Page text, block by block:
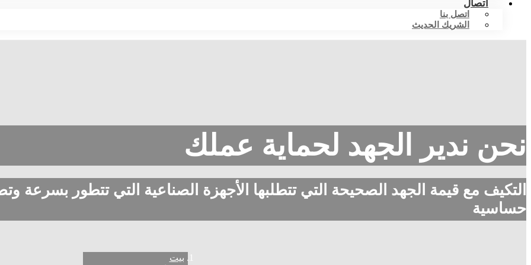
اتصال
اتصل بنا
الشريك الحديث
نحن ندير الجهد لحماية عملك
التكيف مع قيمة الجهد الصحيحة التي تتطلبها الأجهزة الصناعية التي تتطور بسرعة
حساسية
بيت